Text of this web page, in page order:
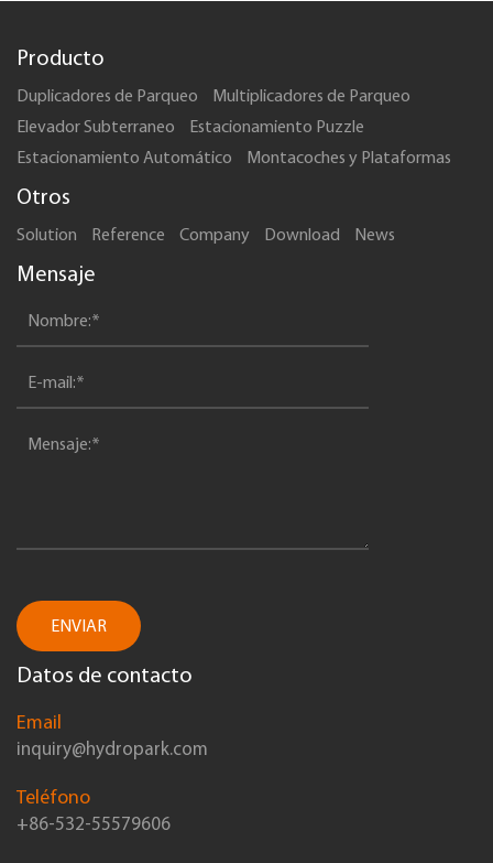
Producto
Duplicadores de Parqueo
Multiplicadores de Parqueo
Elevador Subterraneo
Estacionamiento Puzzle
Estacionamiento Automático
Montacoches y Plataformas
Otros
Solution Reference Company Download News
Mensaje
ENVIAR
Datos de contacto
Email
inquiry@hydropark.com
Teléfono
+86-532-55579606